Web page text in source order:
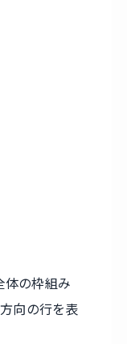
の枠組み
向の行を表